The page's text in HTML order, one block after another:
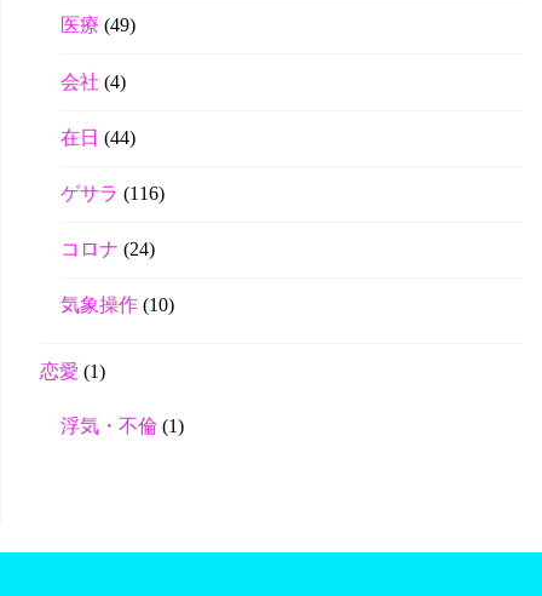
医療 (49)
会社 (4)
在日 (44)
ゲサラ (116)
コロナ (24)
気象操作(10)
恋愛 (1)
浮気・不倫 (1)